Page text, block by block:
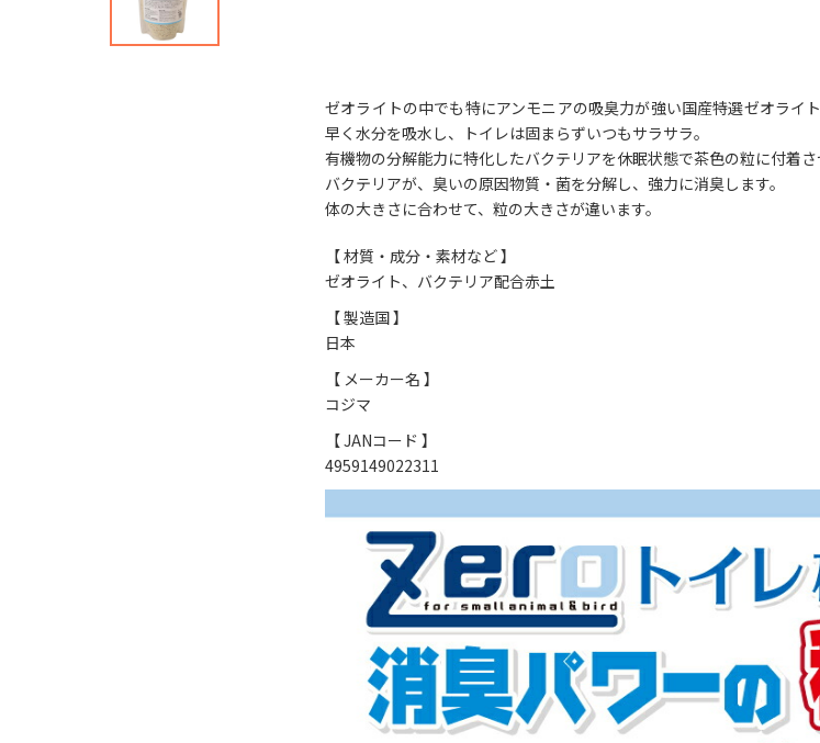
ゼオライトの中でも特にアンモニアの吸臭力が強い国産特選ゼオライ
早く水分を吸水し、トイレは固まらずいつもサラサラ。
有機物の分解能力に特化したバクテリアを休眠状態で茶色の粒に付着さ
バクテリアが、臭いの原因物質・菌を分解し、強力に消臭します。
体の大きさに合わせて、粒の大きさが違います。
【 材質・成分・素材など 】
ゼオライト、バクテリア配合赤土
【 製造国 】
日本
【 メーカー名 】
コジマ
【 JANコード 】
4959149022311